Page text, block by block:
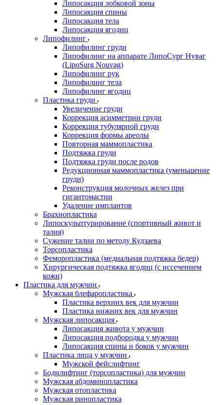
Липосакция лобковой зоны
Липосакция спины
Липосакция тела
Липосакция ягодиц
Липофилинг
Липофилинг груди
Липофилинг на аппарате ЛипоСург Нуваг
(LipoSurg Nouvag)
Липофилинг рук
Липофилинг тела
Липофилинг ягодиц
Пластика груди
Увеличение груди
Коррекция асимметрии груди
Коррекция тубулярной груди
Коррекция формы ареолы
Повторная маммопластика
Подтяжка груди
Подтяжка груди после родов
Редукционная маммопластика (уменьшение
груди)
Реконструкция молочных желез при
гигантомастии
Удаление имплантов
Брахиопластика
Липоскульптурирование (спортивный живот и
талия)
Сужение талии по методу Кудзаева
Торсопластика
Феморопластика (медиальная подтяжка бедер)
Хирургическая подтяжка ягодиц (с иссечением
кожи)
Пластика для мужчин
Мужская блефаропластика
Пластика верхних век для мужчин
Пластика нижних век для мужчин
Мужская липосакция
Липосакция живота у мужчин
Липосакция подбородка у мужчин
Липосакция спины и боков у мужчин
Пластика лица у мужчин
Мужской фейслифтинг
Бодилифтинг (торсопластика) для мужчин
Мужская абдоминопластика
Мужская отопластика
Мужская ринопластика